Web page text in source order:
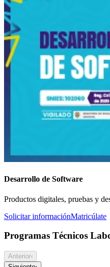
Desarrollo de Software
Productos digitales, pruebas y
Solicitar informaciónMatricúlate
Programas Técnicos
Anterior‹